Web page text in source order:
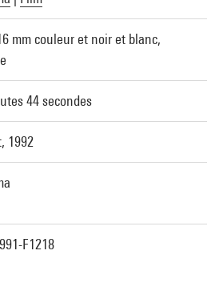
mm couleur et noir et blanc,
44 secondes
1992
F1218